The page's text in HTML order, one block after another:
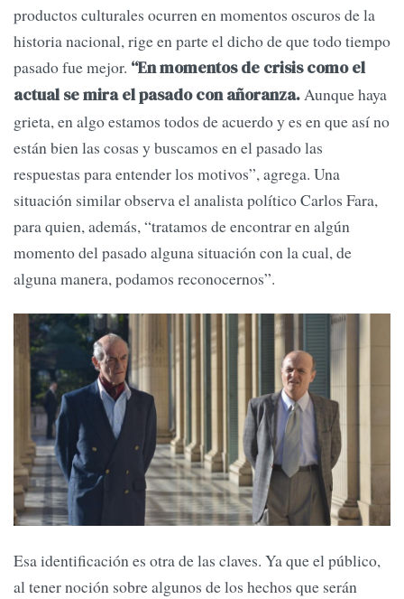
productos culturales ocurren en momentos oscuros de la
historia nacional, rige en parte el dicho de que todo tiempo
pasado fue mejor. “En momentos de crisis como el
actual se mira el pasado con añoranza.Aunque haya
grieta, en algo estamos todos de acuerdo y es en que así no
están bien las cosas y buscamos en el pasado las
respuestas para entender los motivos”, agrega. Una
situación similar observa el analista político Carlos Fara,
para quien, además, “tratamos de encontrar en algún
momento del pasado alguna situación con la cual, de
alguna manera, podamos reconocernos”.
Esa identificación es otra de las claves. Ya que el público,
al tener noción sobre algunos de los hechos que serán